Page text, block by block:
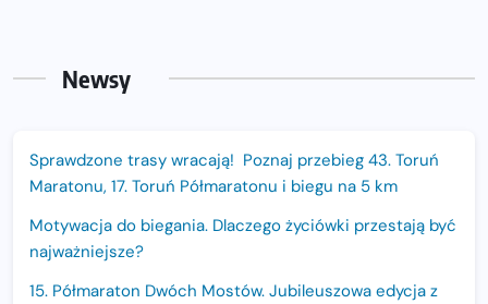
Newsy
Sprawdzone trasy wracają! Poznaj przebieg 43. Toruń
Maratonu, 17. Toruń Półmaratonu i biegu na 5 km
Motywacja do biegania. Dlaczego życiówki przestają być
najważniejsze?
15. Półmaraton Dwóch Mostów. Jubileuszowa edycja z